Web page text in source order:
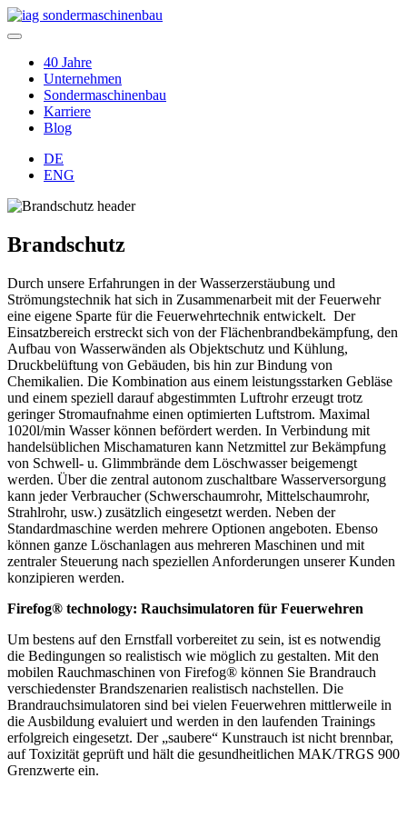
40 Jahre
Unternehmen
Sondermaschinenbau
Karriere
Blog
DE
ENG
Brandschutz
Durch unsere Erfahrungen in der Wasserzerstäubung und
Strömungstechnik hat sich in Zusammenarbeit mit der Feuerwehr
eine eigene Sparte für die Feuerwehrtechnik entwickelt. Der
Einsatzbereich erstreckt sich von der Flächenbrandbekämpfung, den
Aufbau von Wasserwänden als Objektschutz und Kühlung,
Druckbelüftung von Gebäuden, bis hin zur Bindung von
Chemikalien. Die Kombination aus einem leistungsstarken Gebläse
und einem speziell darauf abgestimmten Luftrohr erzeugt trotz
geringer Stromaufnahme einen optimierten Luftstrom. Maximal
1020l/min Wasser können befördert werden. In Verbindung mit
handelsüblichen Mischamaturen kann Netzmittel zur Bekämpfung
von Schwell- u. Glimmbrände dem Löschwasser beigemengt
werden. Über die zentral autonom zuschaltbare Wasserversorgung
kann jeder Verbraucher (Schwerschaumrohr, Mittelschaumrohr,
Strahlrohr, usw.) zusätzlich eingesetzt werden. Neben der
Standardmaschine werden mehrere Optionen angeboten. Ebenso
können ganze Löschanlagen aus mehreren Maschinen und mit
zentraler Steuerung nach speziellen Anforderungen unserer Kunden
konzipieren werden.
Firefog® technology: Rauchsimulatoren für Feuerwehren
Um bestens auf den Ernstfall vorbereitet zu sein, ist es notwendig
die Bedingungen so realistisch wie möglich zu gestalten. Mit den
mobilen Rauchmaschinen von Firefog® können Sie Brandrauch
verschiedenster Brandszenarien realistisch nachstellen. Die
Brandrauchsimulatoren sind bei vielen Feuerwehren mittlerweile in
die Ausbildung evaluiert und werden in den laufenden Trainings
erfolgreich eingesetzt. Der „saubere“ Kunstrauch ist nicht brennbar,
auf Toxizität geprüft und hält die gesundheitlichen MAK/TRGS 900
Grenzwerte ein.